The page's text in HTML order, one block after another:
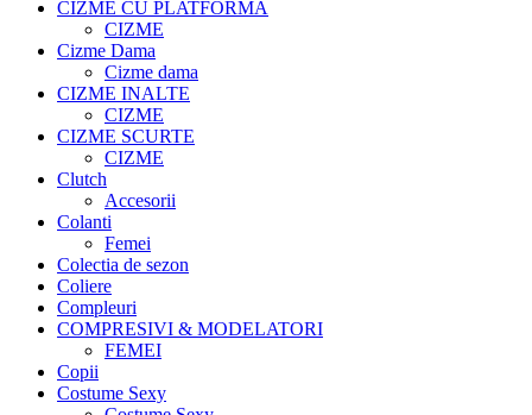
CIZME CU PLATFORMA
CIZME
Cizme Dama
Cizme dama
CIZME INALTE
CIZME
CIZME SCURTE
CIZME
Clutch
Accesorii
Colanti
Femei
Colectia de sezon
Coliere
Compleuri
COMPRESIVI & MODELATORI
FEMEI
Copii
Costume Sexy